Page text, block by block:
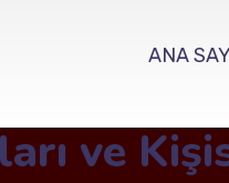
ANA
ve